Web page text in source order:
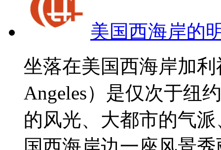
美国西海岸的
坐落在美国西海岸加
Angeles）是仅次于纽
的风光、大都市的气